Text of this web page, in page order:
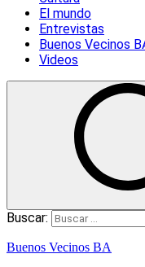
El mundo
Entrevistas
Buenos Vecinos
Videos
Buscar:
Buenos Vecinos BA